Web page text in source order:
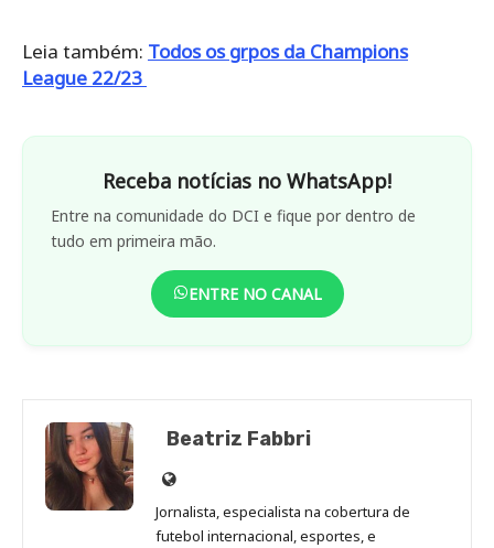
Leia também: Todos os grpos da Champions
League 22/23
Receba notícias no WhatsApp!
Entre na comunidade do DCI e fique por dentro de
tudo em primeira mão.
ENTRE NO CANAL
Beatriz Fabbri
Site
de
Beatriz
Jornalista, especialista na cobertura de
futebol internacional, esportes, e